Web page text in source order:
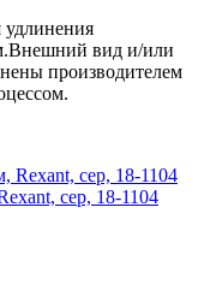
удлинения
вид и/или
производителем
сер, 18-1104